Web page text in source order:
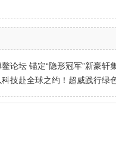
鳌论坛 锚定“隐形冠军”新豪轩
科技赴全球之约！超威践行绿